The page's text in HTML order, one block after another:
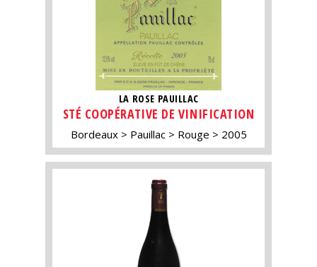
LA ROSE PAUILLAC
STÉ COOPÉRATIVE DE VINIFICATION
Bordeaux Pauillac Rouge 2005